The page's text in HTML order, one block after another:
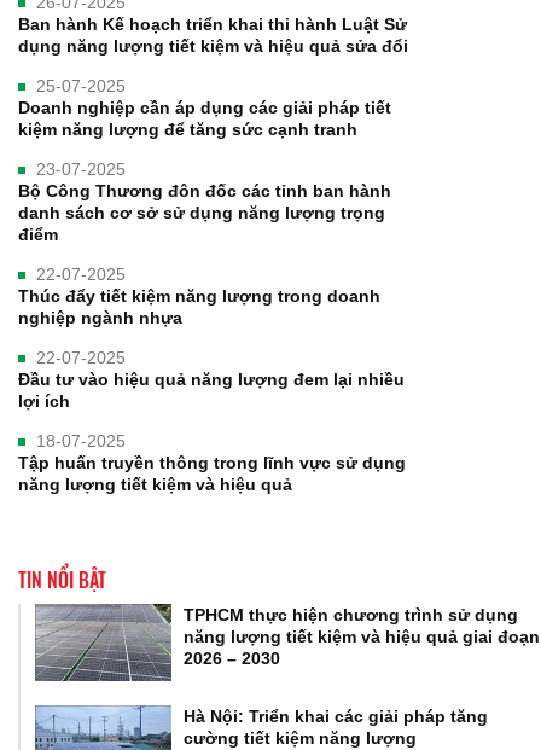
Ban hành Kế hoạch triển khai thi hành Luật Sử
dụng năng lượng tiết kiệm và hiệu quả sửa đổi
25-07-2025
Doanh nghiệp cần áp dụng các giải pháp tiết
kiệm năng lượng để tăng sức cạnh tranh
23-07-2025
Bộ Công Thương đôn đốc các tỉnh ban hành
danh sách cơ sở sử dụng năng lượng trọng
điểm
22-07-2025
Thúc đẩy tiết kiệm năng lượng trong doanh
nghiệp ngành nhựa
22-07-2025
Đầu tư vào hiệu quả năng lượng đem lại nhiều
lợi ích
18-07-2025
Tập huấn truyền thông trong lĩnh vực sử dụng
năng lượng tiết kiệm và hiệu quả
TIN NỔI BẬT
TPHCM thực hiện chương trình sử dụng
năng lượng tiết kiệm và hiệu quả giai đoạn
2026 – 2030
Hà Nội: Triển khai các giải pháp tăng
cường tiết kiệm năng lượng